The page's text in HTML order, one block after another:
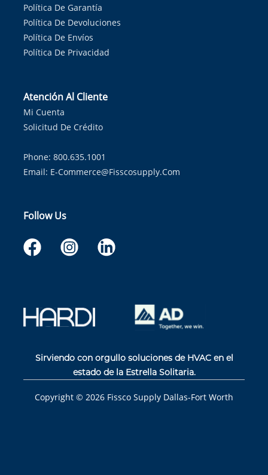
Política De Garantía
Política De Devoluciones
Política De Envíos
Política De Privacidad
Atención Al Cliente
Mi Cuenta
Solicitud De Crédito
Phone: 800.635.1001
Email: E-Commerce@fisscosupply.com
Follow Us
Sirviendo con orgullo soluciones de HVAC en el
estado de la Estrella Solitaria.
Copyright © 2026 Fissco Supply Dallas-Fort Worth